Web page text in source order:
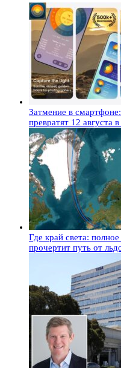
Затмение в
превратят 12 августа
Где край света:
прочертит путь от